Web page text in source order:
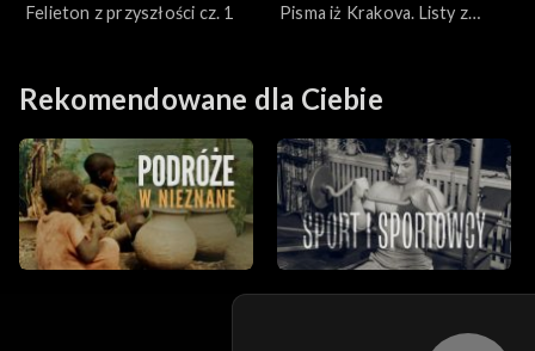
Felieton z przyszłości cz. 1
Pisma iż Krakova. Listy z
Rekomendowane dla Ciebie